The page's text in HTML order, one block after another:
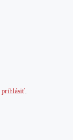
prihlásiť.